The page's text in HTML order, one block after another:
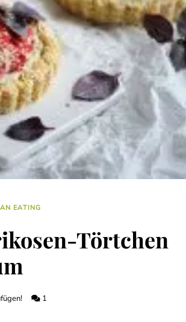
EATING
Törtchen
1